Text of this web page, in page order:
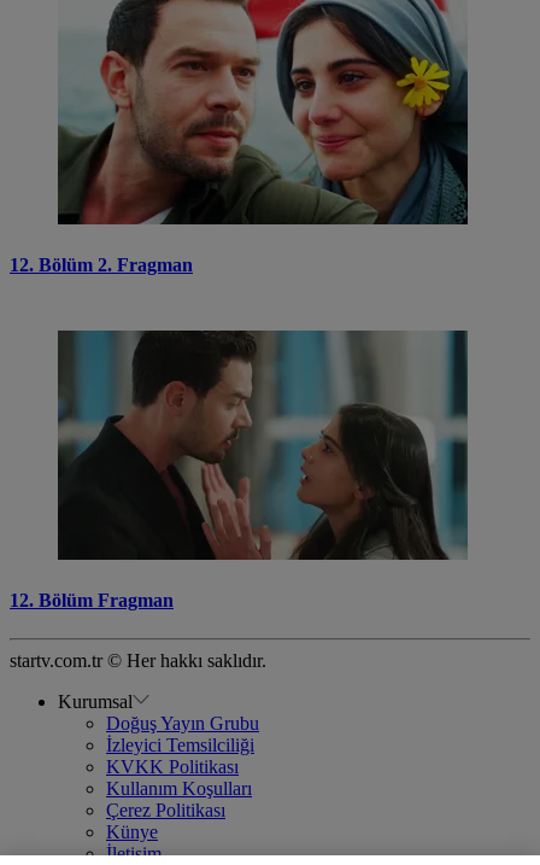
12. Bölüm 2. Fragman
12. Bölüm Fragman
startv.com.tr © Her hakkı saklıdır.
Kurumsal
Doğuş Yayın Grubu
İzleyici Temsilciliği
KVKK Politikası
Kullanım Koşulları
Çerez Politikası
Künye
İletişim